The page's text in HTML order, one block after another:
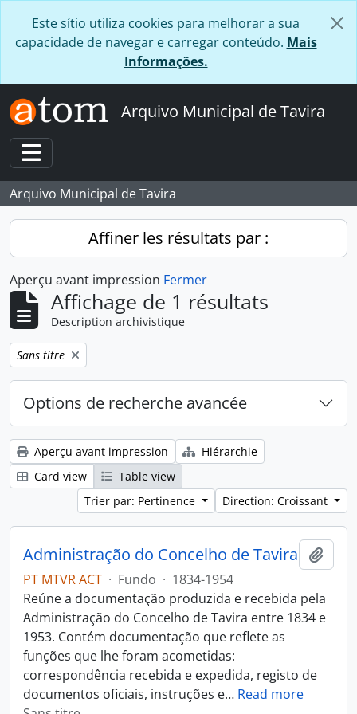
Este sítio utiliza cookies para melhorar a sua
capacidade de navegar e carregar conteúdo. Mais
Informações.
Arquivo Municipal de Tavira
Toggle navigation
Arquivo Municipal de Tavira
Affiner les résultats par :
Aperçu avant impression Fermer
Affichage de 1 résultats
Description archivistique
Remove filter:
Sans titre
Options de recherche avancée
Aperçu avant impression
Hiérarchie
Card view
Table view
Trier par: Pertinence
Direction: Croissant
Administração do Concelho de Tavira
PT MTVR ACT · Fundo · 1834-1954
Reúne a documentação produzida e recebida pela
Administração do Concelho de Tavira entre 1834 e
1953. Contém documentação que reflete as
funções que lhe foram acometidas:
correspondência recebida e expedida, registo de
documentos oficiais, instruções e… Read more